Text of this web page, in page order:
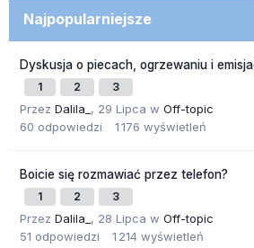
Najpopularniejsze
Dyskusja o piecach, ogrzewaniu i
1 2 3
Przez Dalila_ , 29 Lipca w Off-topic
60 odpowiedzi 1 176 wyświetleń
Boicie się rozmawiać przez telefon?
1 2 3
Przez Dalila_ , 28 Lipca w Off-topic
51 odpowiedzi 1 214 wyświetleń